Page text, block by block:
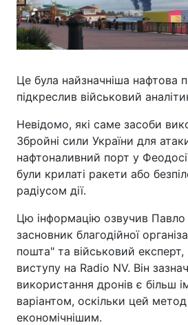
Це була найзначніша нафтова
підкреслив військовий
Невідомо, які саме засоби
Збройні сили України для
нафтоналивний порт у
були крилаті ракети або
радіусом дії.
Цю інформацію озвучив
засновник благодійної
пошта" та військовий експерт,
виступу на Radio NV. Він
використання дронів є більш
варіантом, оскільки цей метод
економічнішим.